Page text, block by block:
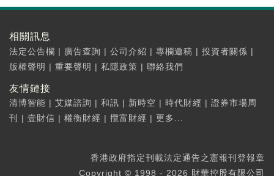
相關訊息
法定公告欄 | 廣告查詢 | 公司介紹 | 專欄邀稿 | 投資者關係 |
版權聲明 | 重要聲明 | 私隱政策 | 聯絡我們
友情鏈接
清博智能 | 艾媒諮詢 | 和訊 | 新時空 | 時代財經 | 證券市場周
刊
| 壹財信 | 權衡財經 | 攬富財經 | 更多...
香港政府指定刊載法定通告之憲報刊登報章
Copyright © 1998 - 2026 財華控股有限公司